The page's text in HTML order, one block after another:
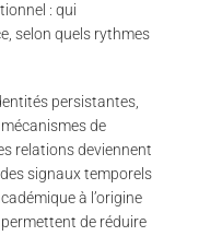
: qui
selon quels rythmes
persistantes,
de
relations deviennent
signaux temporels
à l’origine
de réduire